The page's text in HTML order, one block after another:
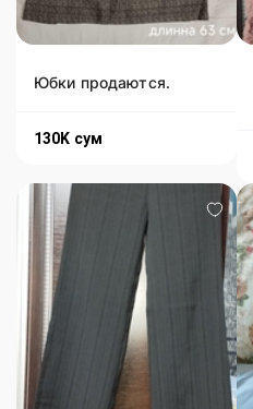
Юбки продаются.
130K сум